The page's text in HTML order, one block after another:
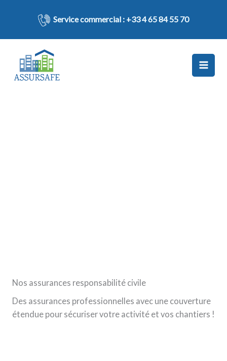
Service commercial : +33 4 65 84 55 70
Nos assurances responsabilité civile
Des assurances professionnelles avec une couverture
étendue pour sécuriser votre activité et vos chantiers !